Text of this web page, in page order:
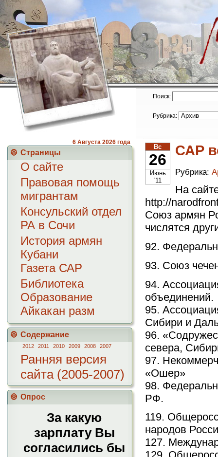
Поиск:
Рубрика:
6 Августа 2026 года
Страницы
О сайте
Правовая помощь
мигрантам
Консульский отдел
РА в Сочи
История армян
Кубани
Газета САР
Библиотека
Образование
Айкакан разм
Содержание
2012 2011 2010 2009 2008 2007
Ранняя версия
сайта (2005-2007)
Опрос
За какую
зарплату Вы
согласились бы
Вс
26
Июнь
'11
САР
Рубрика:
На
http://
Союз армян
числятся
92.
93. Союз
94.
объединений.
95.
Сибири и
96.
севера,
97.
«Ошер»
98.
РФ.
119.
народов
127.